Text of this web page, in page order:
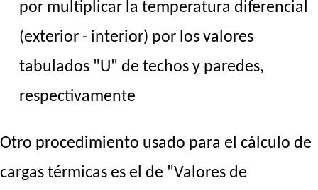
por multiplicar la temperatura diferencial
(exterior - interior) por los valores
tabulados "U" de techos y paredes,
respectivamente
Otro procedimiento usado para el cálculo de
cargas térmicas es el de "Valores de